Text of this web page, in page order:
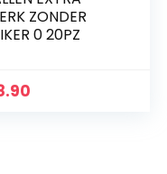
ZONDER
0 20PZ